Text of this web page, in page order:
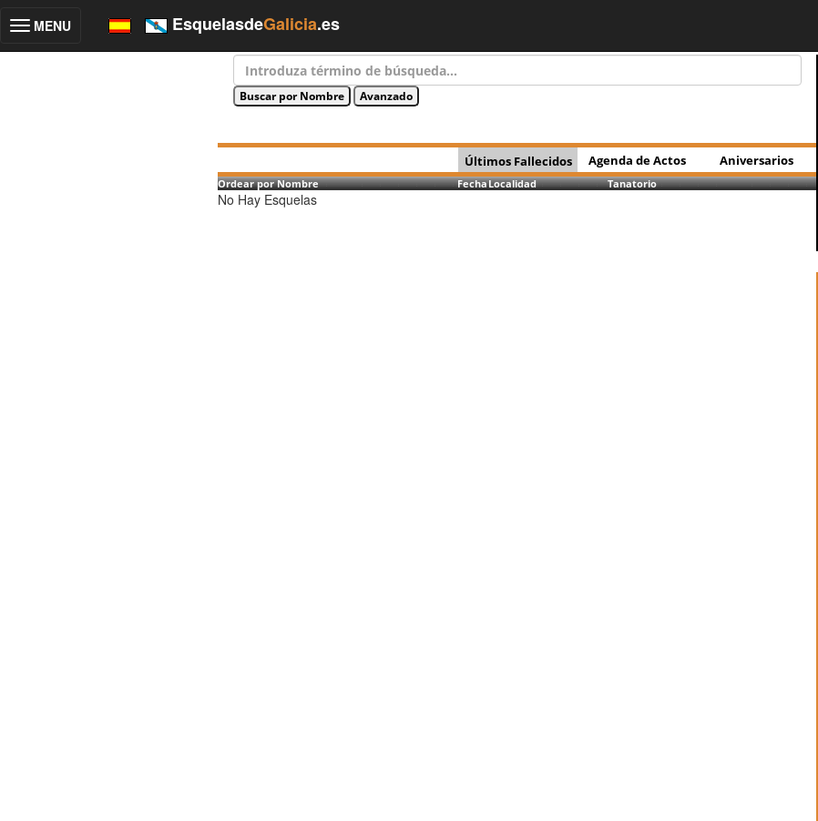
Toggle
MENU EsquelasdeGalicia.es
Últimos Fallecidos Agenda de Actos Aniversarios
Ordear por Nombre FechaLocalidad Tanatorio
No Hay Esquelas